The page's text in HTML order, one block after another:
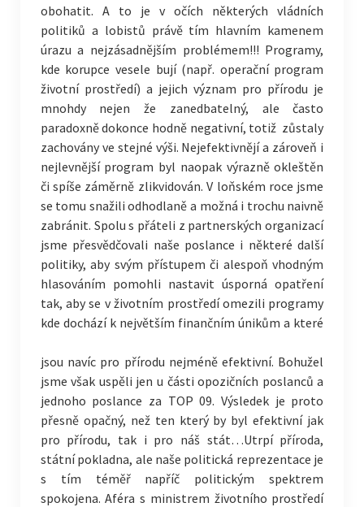
obohatit. A to je v očích některých vládních
politiků a lobistů právě tím hlavním kamenem
úrazu a nejzásadnějším problémem!!! Programy,
kde korupce vesele bují (např. operační program
životní prostředí) a jejich význam pro přírodu je
mnohdy nejen že zanedbatelný, ale často
paradoxně dokonce hodně negativní, totiž zůstaly
zachovány ve stejné výši. Nejefektivnějí a zároveň i
nejlevnější program byl naopak výrazně okleštěn
či spíše záměrně zlikvidován. V loňském roce jsme
se tomu snažili odhodlaně a možná i trochu naivně
zabránit. Spolu s přáteli z partnerských organizací
jsme přesvědčovali naše poslance i některé další
politiky, aby svým přístupem či alespoň vhodným
hlasováním pomohli nastavit úsporná opatření
tak, aby se v životním prostředí omezili programy
kde dochází k největším finančním únikům a které
jsou navíc pro přírodu nejméně efektivní. Bohužel
jsme však uspěli jen u části opozičních poslanců a
jednoho poslance za TOP 09. Výsledek je proto
přesně opačný, než ten který by byl efektivní jak
pro přírodu, tak i pro náš stát…Utrpí příroda,
státní pokladna, ale naše politická reprezentace je
s tím téměř napříč politickým spektrem
spokojena. Aféra s ministrem životního prostředí